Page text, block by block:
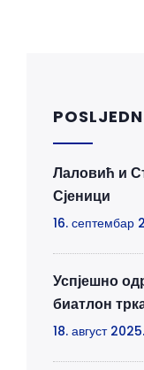
Лаловић и
Сјеници
16. септембар
Успјешно
биатлон
18. август 2025.